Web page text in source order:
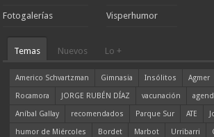
Fotogalerías Visperhumor
Temas Nuevos Lo +
Americo Schvartzman Gimnasia Insólitos Agmer
Rocamora
JORGE RUBÉN DÍAZ vacunación
Aníbal Gallay
recomendados Parque Sur ATE
humor de Miércoles
Bordet Marbot Urribarri